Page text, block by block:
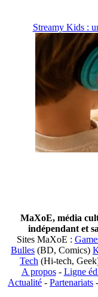
Streamy Kids :
MaXoE, média
indépendant et
Sites MaXoE :
Bulles (BD, Comics)
Tech (Hi-tech,
A propos- Ligne
Actualité - Partenariats -